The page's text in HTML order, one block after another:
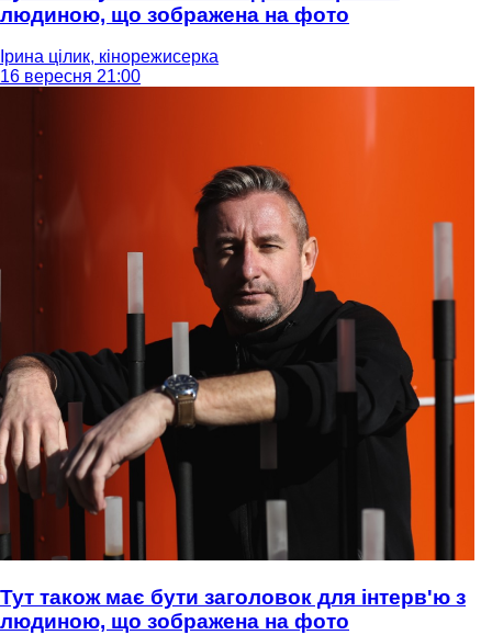
людиною, що зображена на фото
Ірина цілик, кінорежисерка
16 вересня 21:00
Тут також має бути заголовок для інтерв'ю з
людиною, що зображена на фото